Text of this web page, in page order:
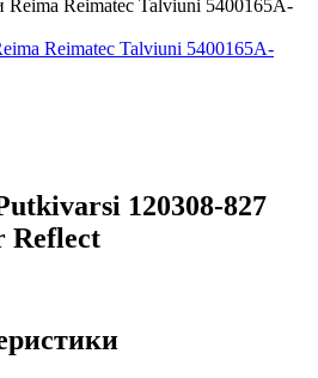
Reimatec Talviuni 5400165A-
120308-827
Reflect